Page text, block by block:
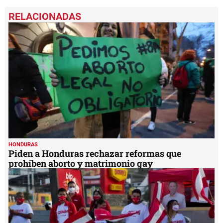
HONDURAS
Piden a Honduras rechazar reformas que
prohíben aborto y matrimonio gay